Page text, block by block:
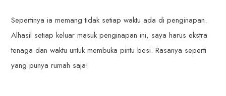
Sepertinya ia memang tidak setiap waktu ada di penginapan.
Alhasil setiap keluar masuk penginapan ini, saya harus ekstra
tenaga dan waktu untuk membuka pintu besi. Rasanya seperti
yang punya rumah saja!